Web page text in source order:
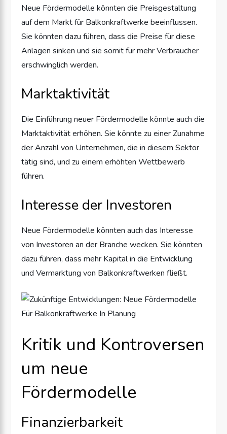
Neue Fördermodelle könnten die Preisgestaltung
auf dem Markt für Balkonkraftwerke beeinflussen.
Sie könnten dazu führen, dass die Preise für diese
Anlagen sinken und sie somit für mehr Verbraucher
erschwinglich werden.
Marktaktivität
Die Einführung neuer Fördermodelle könnte auch die
Marktaktivität erhöhen. Sie könnte zu einer Zunahme
der Anzahl von Unternehmen, die in diesem Sektor
tätig sind, und zu einem erhöhten Wettbewerb
führen.
Interesse der Investoren
Neue Fördermodelle könnten auch das Interesse
von Investoren an der Branche wecken. Sie könnten
dazu führen, dass mehr Kapital in die Entwicklung
und Vermarktung von Balkonkraftwerken fließt.
Kritik und Kontroversen
um neue
Fördermodelle
Finanzierbarkeit